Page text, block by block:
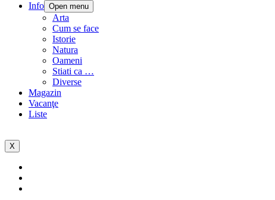
Info Open menu
Arta
Cum se face
Istorie
Natura
Oameni
Stiati ca …
Diverse
Magazin
Vacanţe
Liste
X